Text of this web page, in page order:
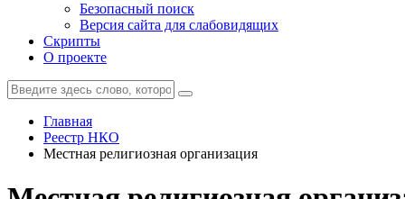
Безопасный поиск
Версия сайта для слабовидящих
Скрипты
О проекте
Главная
Реестр НКО
Местная религиозная организация